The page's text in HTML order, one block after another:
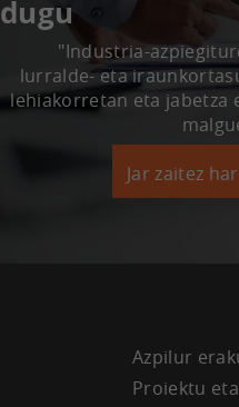
dugu
"Industria-
lurralde- eta
lehiakorretan eta jabetza
Jar zaitez
Azpilur
Proiektu